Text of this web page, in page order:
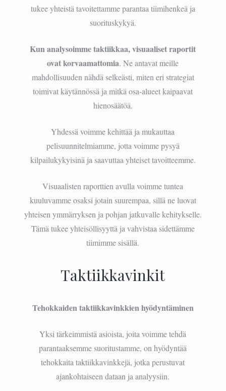
tukee yhteistä tavoitettamme parantaa tiimihenkeä ja
suorituskykyä.
Kun analysoimme taktiikkaa, visuaaliset raportit
ovat korvaamattomia. Ne antavat meille
mahdollisuuden nähdä selkeästi, miten eri strategiat
toimivat käytännössä ja mitkä osa-alueet kaipaavat
hienosäätöä.
Yhdessä voimme kehittää ja mukauttaa
pelisuunnitelmiamme, jotta voimme pysyä
kilpailukykyisinä ja saavuttaa yhteiset tavoitteemme.
Visuaalisten raporttien avulla voimme tuntea
kuuluvamme osaksi jotain suurempaa, sillä ne luovat
yhteisen ymmärryksen ja pohjan jatkuvalle kehitykselle.
Tämä tukee yhteisöllisyyttä ja vahvistaa sidettämme
tiimimme sisällä.
Taktiikkavinkit
Tehokkaiden taktiikkavinkkien hyödyntäminen
Yksi tärkeimmistä asioista, joita voimme tehdä
parantaaksemme suoritustamme, on hyödyntää
tehokkaita taktiikkavinkkejä, jotka perustuvat
ajankohtaiseen dataan ja analyysiin.